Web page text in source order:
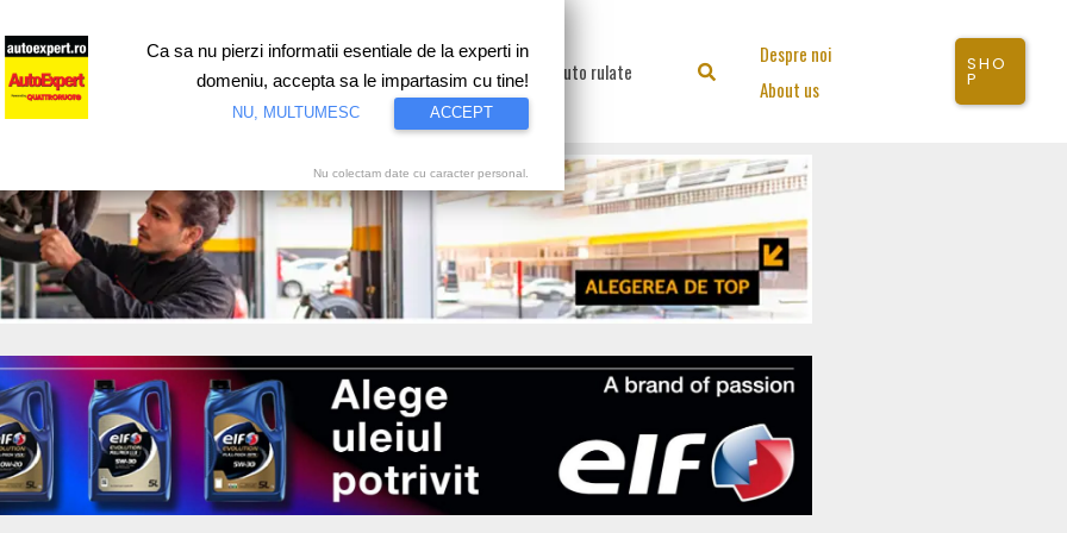
Test drive Motorsport Proiecte speciale Video Auto rulate Search
Despre noi
About us
SHO
P
Ca sa nu pierzi informatii esentiale de la experti in
domeniu, accepta sa le impartasim cu tine!
NU, MULTUMESC ACCEPT
Nu colectam date cu caracter personal.